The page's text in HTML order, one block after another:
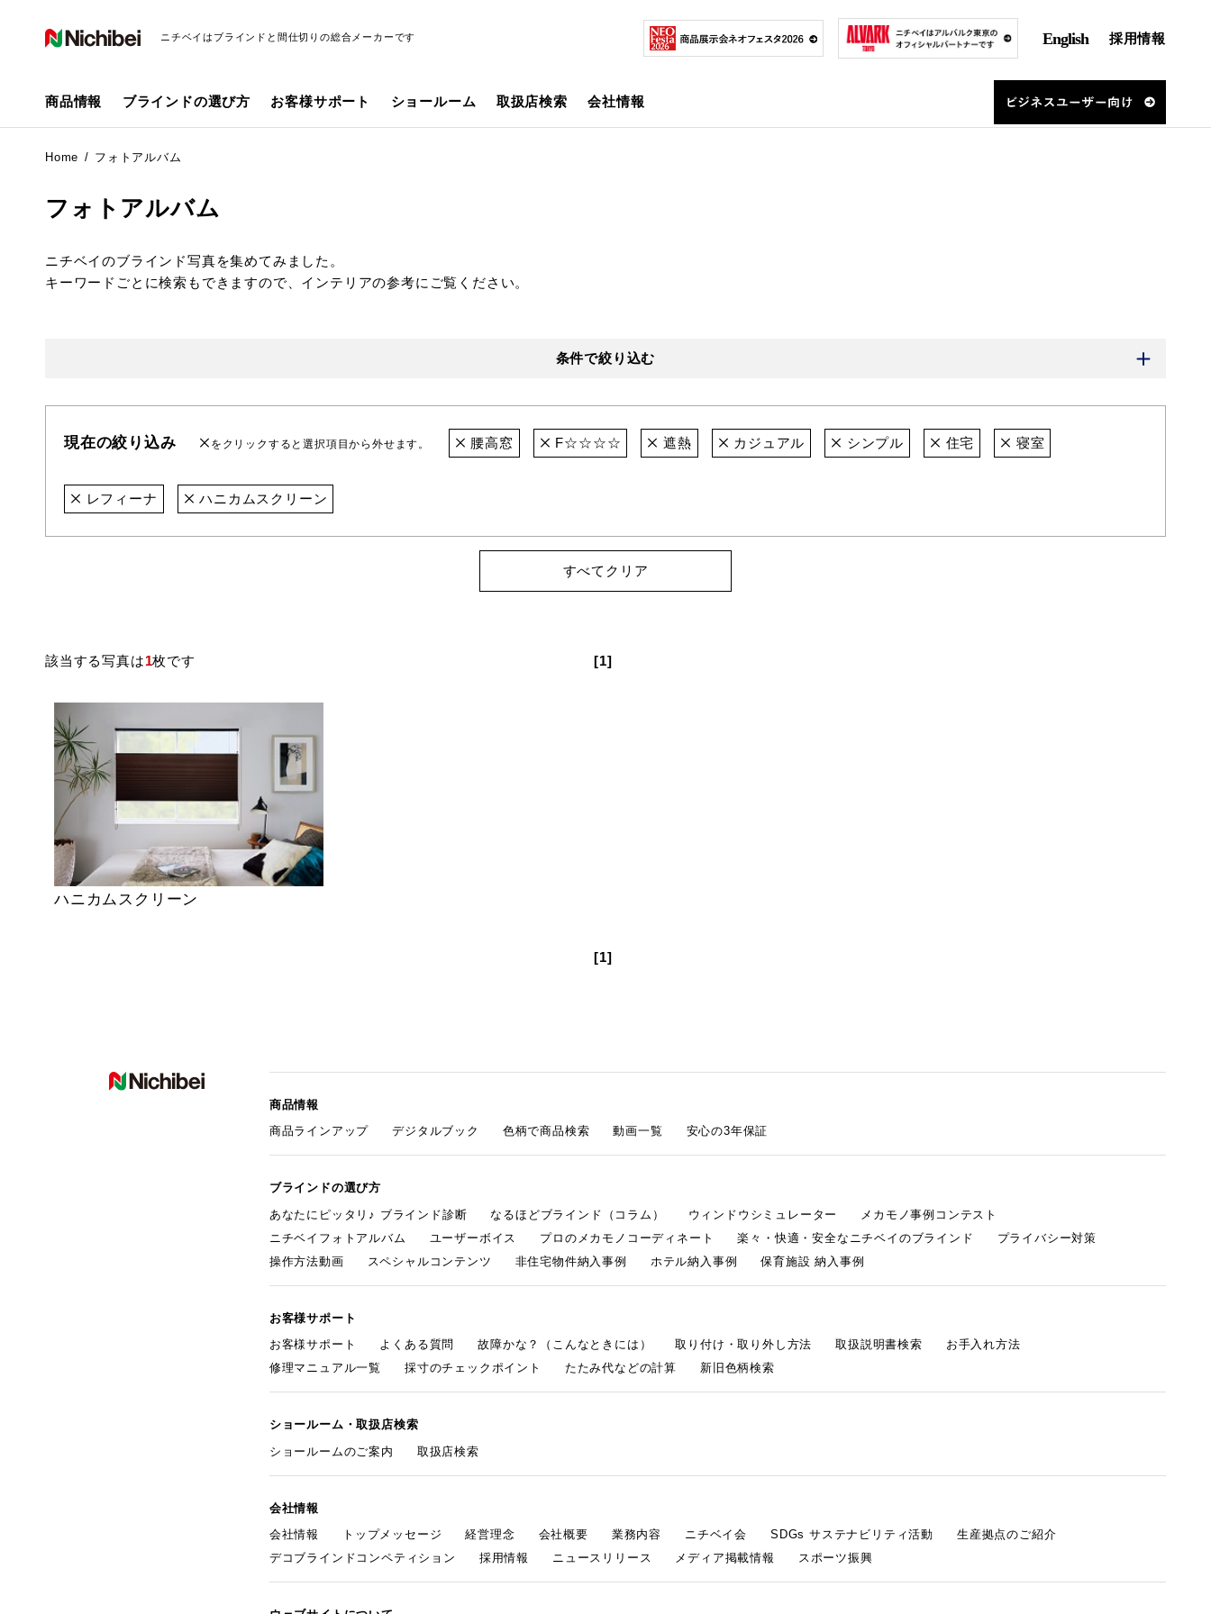
ニチベイはブラインドと間仕切りの総合メーカーです English 採用情報
商品情報 ブラインドの選び方 お客様サポート ショールーム 取扱店検索 会社情報
Home フォトアルバム
フォトアルバム
ニチベイのブラインド写真を集めてみました。
キーワードごとに検索もできますので、インテリアの参考にご覧ください。
条件で絞り込む
現在の絞り込み をクリックすると選択項目から外せます。 腰高窓 F☆☆☆☆ 遮熱 カジュアル シンプル 住宅 寝室
レフィーナ ハニカムスクリーン
すべてクリア
該当する写真は1枚です [1]
ハニカムスクリーン
[1]
商品情報
商品ラインアップ
デジタルブック 色柄で商品検索 動画一覧 安心の3年保証
ブラインドの選び方
あなたにピッタリ♪ ブラインド診断
なるほどブラインド（コラム） ウィンドウシミュレーター
メカモノ事例コンテスト
ニチベイフォトアルバム
ユーザーボイス プロのメカモノコーディネート 楽々・快適・安全なニチベイのブラインド
プライバシー対策
操作方法動画
スペシャルコンテンツ 非住宅物件納入事例 ホテル納入事例 保育施設 納入事例
お客様サポート
お客様サポート
よくある質問 故障かな？（こんなときには） 取り付け・取り外し方法 取扱説明書検索
お手入れ方法
修理マニュアル一覧
採寸のチェックポイント たたみ代などの計算 新旧色柄検索
ショールーム・取扱店検索
ショールームのご案内
取扱店検索
会社情報
会社情報
トップメッセージ 経営理念 会社概要 業務内容 ニチベイ会 SDGs サステナビリティ活動
生産拠点のご紹介
デコブラインドコンペティション
採用情報 ニュースリリース メディア掲載情報 スポーツ振興